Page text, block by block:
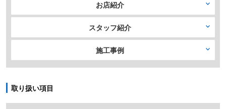
お店紹介
スタッフ紹介
施工事例
取り扱い項目